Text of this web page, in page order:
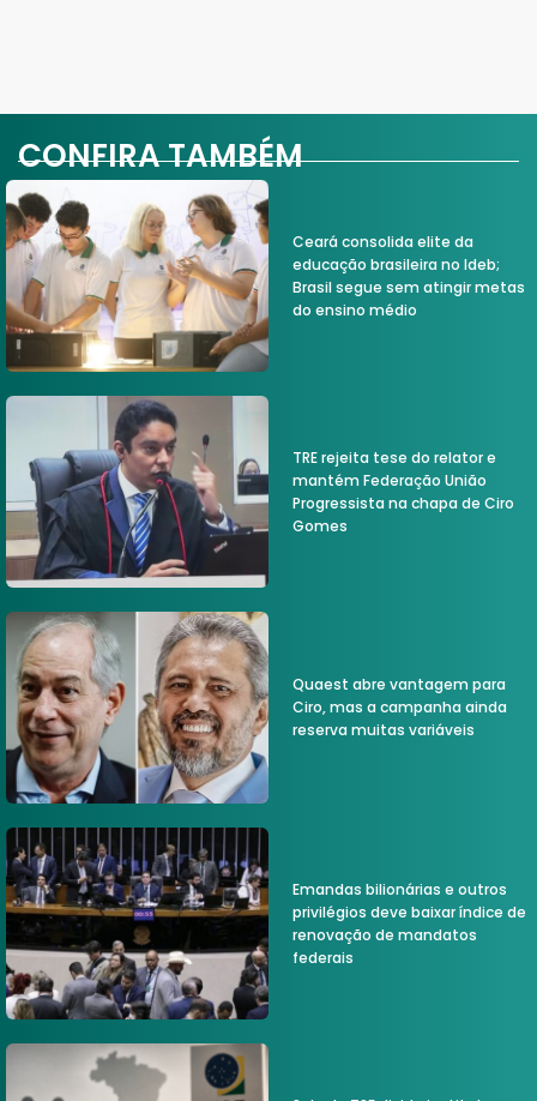
CONFIRA TAMBÉM
Ceará consolida elite da
educação brasileira no Ideb;
Brasil segue sem atingir metas
do ensino médio
TRE rejeita tese do relator e
mantém Federação União
Progressista na chapa de Ciro
Gomes
Quaest abre vantagem para
Ciro, mas a campanha ainda
reserva muitas variáveis
Emandas bilionárias e outros
privilégios deve baixar índice de
renovação de mandatos
federais